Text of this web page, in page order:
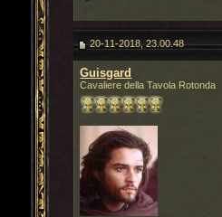
20-11-2018, 23.00.48
Guisgard
Cavaliere della Tavola Rotonda